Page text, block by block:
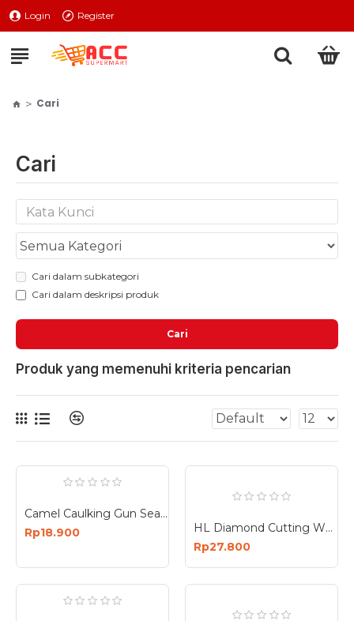
Login Register
Cari
Cari
Cari dalam subkategori
Cari dalam deskripsi produk
Cari
Produk yang memenuhi kriteria pencarian
Camel Caulking Gun Sealent Tembakan Lem Kaca
Rp18.900
HL Diamond Cutting Wheel 4 Inch x 1mm Batu Potong Kaca 4Inch
Rp27.800